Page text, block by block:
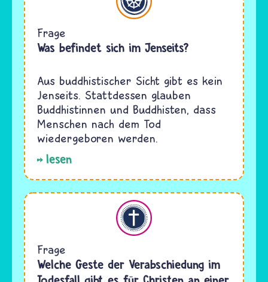
Frage
Was befindet sich im Jenseits?
Aus buddhistischer Sicht gibt es kein
Jenseits. Stattdessen glauben
Buddhistinnen und Buddhisten, dass
Menschen nach dem Tod
wiedergeboren werden.
lesen
Christentum
Frage
Welche Geste der Verabschiedung im